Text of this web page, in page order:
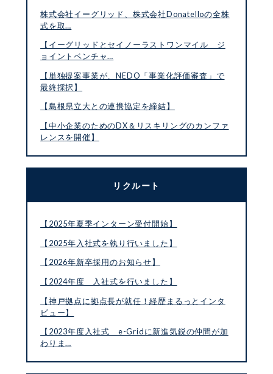
株式会社イーグリッド、株式会社Donatelloの全株
式を取…
【イーグリッドとセイノーラストワンマイル ジ
ョイントベンチャ…
【単独提案事業が、NEDO「事業化評価審査」で
最終採択】
【島根県立大との連携協定を締結】
【中小企業のためのDX＆リスキリングのカンファ
レンスを開催】
リクルート
【2025年夏季インターン受付開始】
【2025年入社式を執り行いました】
【2026年新卒採用のお知らせ】
【2024年度 入社式を行いました】
【神戸拠点に拠点長が就任！経歴まるっとインタ
ビュー】
【2023年度入社式 e-Gridに新進気鋭の仲間が加
わりま…